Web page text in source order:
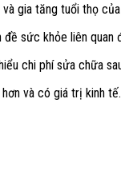
gia tăng tuổi thọ
sức khỏe liên quan
chi phí sửa chữa
và có giá trị kinh tế.